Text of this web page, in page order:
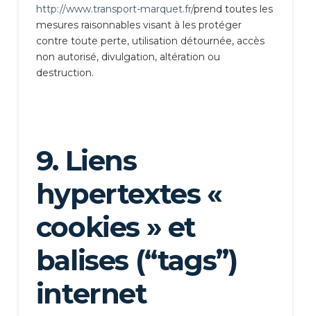
http://www.transport-marquet.fr/prend toutes les
mesures raisonnables visant à les protéger
contre toute perte, utilisation détournée, accès
non autorisé, divulgation, altération ou
destruction.
9. Liens
hypertextes «
cookies » et
balises (“tags”)
internet